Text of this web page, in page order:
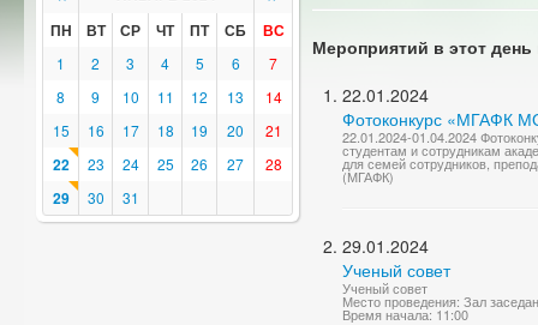
ПН ВТ СР ЧТ ПТ СБ ВС
1 2 3 4 5 6
7
8
9 10 11 12 13
14
15
16 17 18 19 20 21
22 23 24 25 26 27 28
29 30 31
Мероприятий в этот день
22.01.2024
Фотоконкурс «МГАФК
22.01.2024-01.04.2024
студентам и сотрудникам
для семей сотрудников,
(МГАФК)
29.01.2024
Ученый совет
Ученый совет
Место проведения: Зал
Время начала: 11:00